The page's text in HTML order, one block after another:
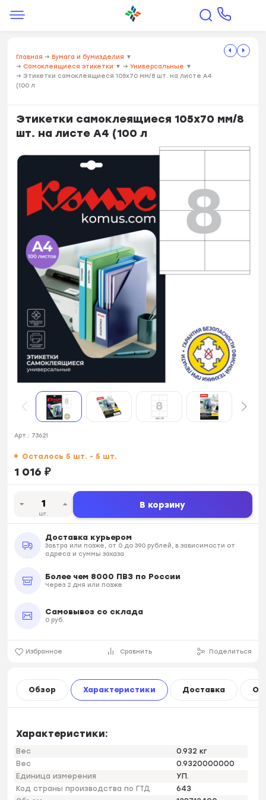
Главная → Бумага и бумизделия ▼
→ Самоклеящиеся этикетки ▼ → Универсальные ▼
→ Этикетки самоклеящиеся 105х70 мм/8 шт. на листе А4
(100 л
Этикетки самоклеящиеся 105х70 мм/8
шт. на листе А4 (100 л
Арт.: 73621
Осталось 5 шт. - 5 шт.
1 016 ₽
шт.
В корзину
Доставка курьером
Завтра или позже, от 0 до 390 рублей, в зависимости от
адреса и суммы заказа
Более чем 8000 ПВЗ по России
Через 2 дня или позже
Самовывоз со склада
0 руб.
Избранное Сравнить Поделиться
Обзор Характеристики Доставка
Характеристики:
Вес
0.932 кг
Вес
0.9320000000
Единица измерения
УП.
Код страны производства по ГТД
643